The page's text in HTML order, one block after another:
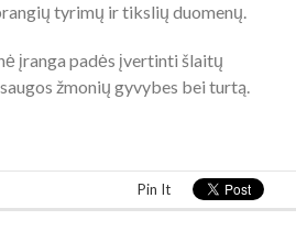
tyrimų ir tikslių duomenų.
įranga padės įvertinti šlaitų
žmonių gyvybes bei turtą.
Pin It